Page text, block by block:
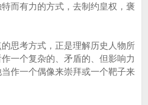
而有力的方式，去制约皇权，褒
思考方式，正是理解历史人物所
一个复杂的、矛盾的、但影响力
作一个偶像来崇拜或一个靶子来